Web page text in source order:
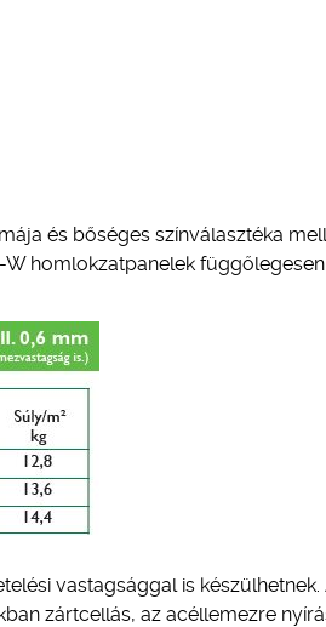
és bőséges színválasztéka
homlokzatpanelek
vastagsággal is
zártcellás, az acéllemezre